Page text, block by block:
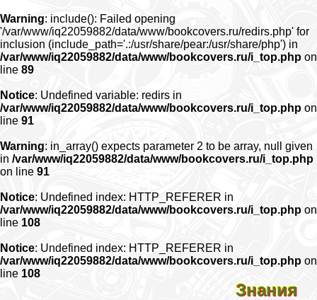
Warning: include(): Failed opening
'/var/www/iq22059882/data/www/bookcovers.ru/redirs.php' for
inclusion (include_path='.:/usr/share/pear:/usr/share/php') in
/var/www/iq22059882/data/www/bookcovers.ru/i_top.php on
line 89
Notice: Undefined variable: redirs in
/var/www/iq22059882/data/www/bookcovers.ru/i_top.php on
line 91
Warning: in_array() expects parameter 2 to be array, null given
in /var/www/iq22059882/data/www/bookcovers.ru/i_top.php
on line 91
Notice: Undefined index: HTTP_REFERER in
/var/www/iq22059882/data/www/bookcovers.ru/i_top.php on
line 108
Notice: Undefined index: HTTP_REFERER in
/var/www/iq22059882/data/www/bookcovers.ru/i_top.php on
line 108
Знания